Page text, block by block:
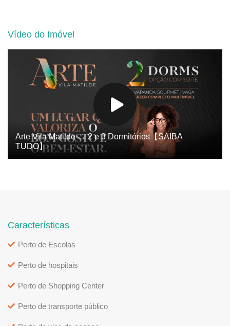
Vídeo do Imóvel
Arte Vila Matilde → 2 e 3 Dormitórios【SAIBA
TUDO】
Características
Perto de Escolas
Perto de hospitais
Perto de Shopping Center
Perto de transporte público